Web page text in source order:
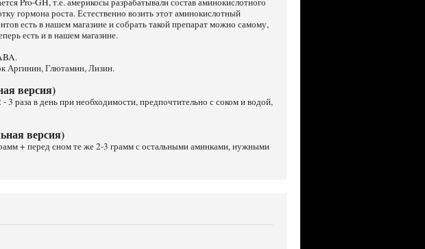
гормона роста. Естественно возить этот аминокислотный
есть в нашем магазине и собрать такой препарат можно самому,
есть и в нашем магазине.
Аргинин, Глютамин, Лизин.
версия)
3 раза в день при необходимости, предпочтительно с соком и водой,
версия)
+ перед сном те же 2-3 грамм с остальными аминками, нужными